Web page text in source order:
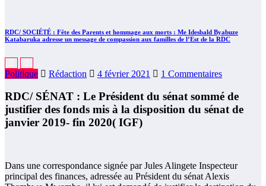
RDC/ SOCIÉTÉ : Fête des Parents et hommage aux morts : Me Idesbald Byabuze
Katabaruka adresse un message de compassion aux familles de l’Est de la RDC
Politique Rédaction 4 février 2021 1 Commentaires
RDC/ SÉNAT : Le Président du sénat sommé de
justifier des fonds mis à la disposition du sénat de
janvier 2019- fin 2020( IGF)
Dans une correspondance signée par Jules Alingete Inspecteur
principal des finances, adressée au Président du sénat Alexis